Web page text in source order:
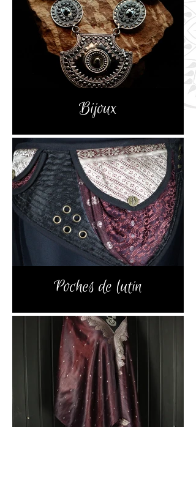
Bijoux
Poches de lutin